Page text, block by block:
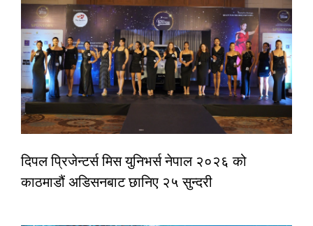
दिपल प्रिजेन्टर्स मिस युनिभर्स नेपाल २०२६ को
काठमाडौं अडिसनबाट छानिए २५ सुन्दरी